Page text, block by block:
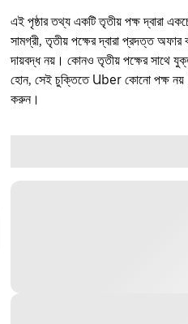
এই পৃষ্ঠার তথ্য একটি তৃতীয় পক্ষ দ্বারা
সামগ্রী, তৃতীয় পক্ষের দ্বারা প্রদত্ত
দায়বদ্ধ নয়। কোনও তৃতীয় পক্ষের সাথে
হোন, সেই চুক্তিতে Uber কোনো পক্ষ নয়।
করুন।